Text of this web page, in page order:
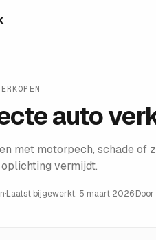
auto
met motorpech, schade
vermijdt.
·Laatst bijgewerkt: 5 maart 2026·Door